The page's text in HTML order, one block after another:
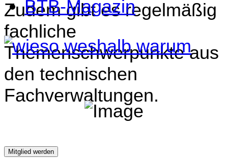
Zudem gibt es regelmäßig
fachliche
Themenschwerpunkte aus
den technischen
Fachverwaltungen.
BTB-Magazin
Mitglied werden